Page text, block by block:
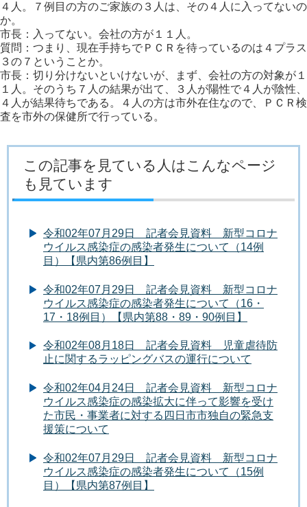
４人。７例目の方のご家族の３人は、その４人に入ってないの
か。
市長：入ってない。会社の方が１１人。
質問：つまり、現在手持ちでＰＣＲを待っているのは４プラス
３の７ということか。
市長：切り分けないといけないが、まず、会社の方の対象が１
１人。そのうち７人の結果が出て、３人が陽性で４人が陰性、
４人が結果待ちである。４人の方は市外在住なので、ＰＣＲ検
査を市外の保健所で行っている。
この記事を見ている人はこんなページ
も見ています
令和02年07月29日 記者会見資料 新型コロナ
ウイルス感染症の感染者発生について（14例
目）【県内第86例目】
令和02年07月29日 記者会見資料 新型コロナ
ウイルス感染症の感染者発生について（16・
17・18例目）【県内第88・89・90例目】
令和02年08月18日 記者会見資料 児童虐待防
止に関するラッピングバスの運行について
令和02年04月24日 記者会見資料 新型コロナ
ウイルス感染症の感染拡大に伴って影響を受け
た市民・事業者に対する四日市市独自の緊急支
援策について
令和02年07月29日 記者会見資料 新型コロナ
ウイルス感染症の感染者発生について（15例
目）【県内第87例目】